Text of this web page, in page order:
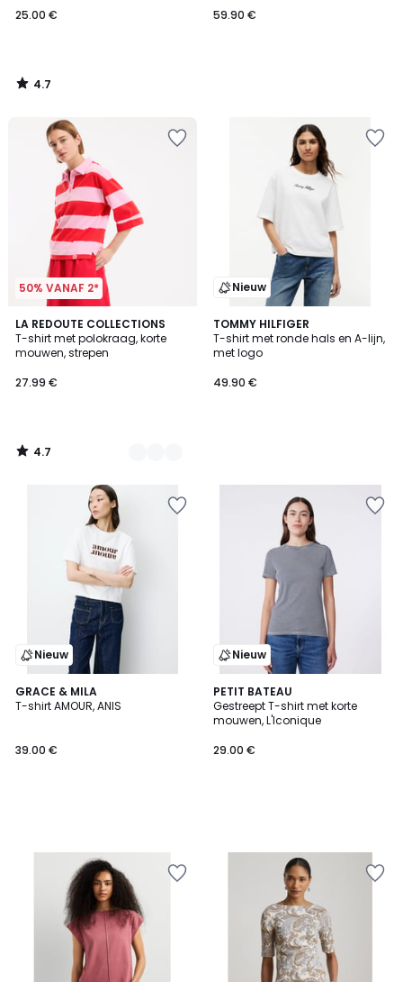
25.00 €
4.7
/
59.90 €
50% VANAF 2*
LA REDOUTE COLLECTIONS
T-shirt met polokraag, korte
mouwen, strepen
27.99 €
4.7
/ 5
2
Kleuren
4.7
/
Nieuw
TOMMY HILFIGER
T-shirt met ronde hals en A-lijn,
met logo
49.90 €
Nieuw
GRACE & MILA
T-shirt AMOUR, ANIS
39.00 €
Nieuw
PETIT BATEAU
Gestreept T-shirt met korte
mouwen, L'Iconique
29.00 €